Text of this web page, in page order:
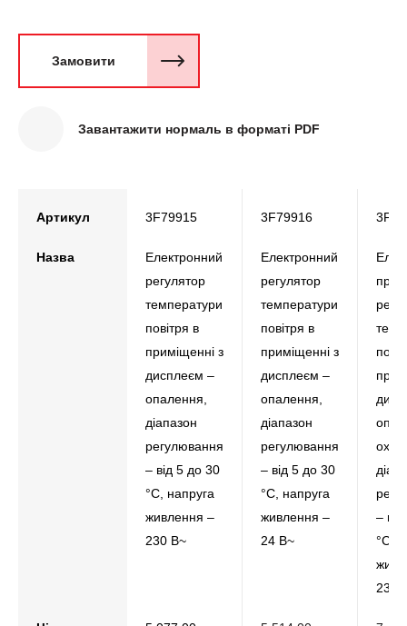
Замовити
Завантажити нормаль в форматі PDF
Артикул 3F79915 3F79916
Назва
Електронний
регулятор
температури
повітря в
приміщенні з
дисплеєм –
опалення,
діапазон
регулювання
– від 5 до 30
°С, напруга
живлення –
230 В~
Електронний
регулятор
температури
повітря в
приміщенні з
дисплеєм –
опалення,
діапазон
регулювання
– від 5 до 30
°С, напруга
живлення –
24 В~
–
°С,
230